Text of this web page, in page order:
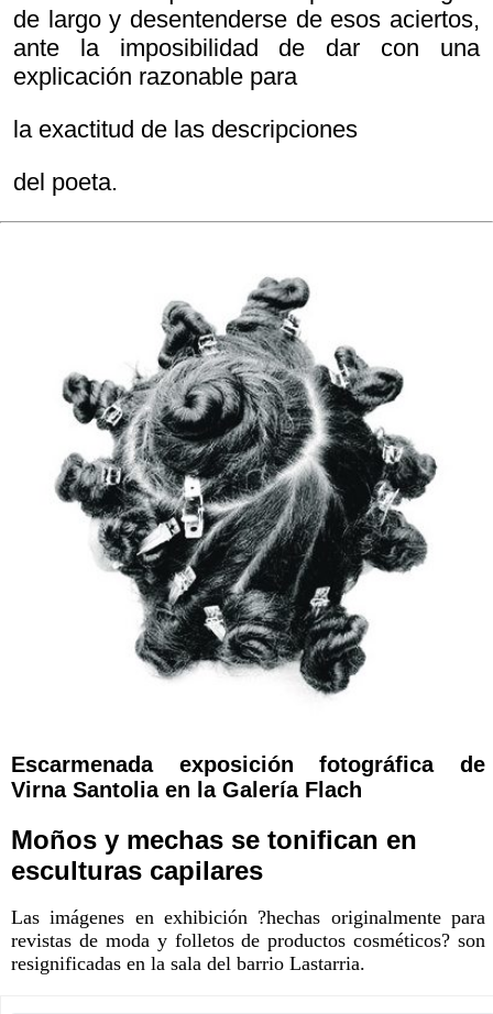
de largo y desentenderse de esos aciertos,
ante la imposibilidad de dar con una
explicación razonable para
la exactitud de las descripciones
del poeta.
Escarmenada exposición fotográfica de
Virna Santolia en la Galería Flach
Moños y mechas se tonifican en
esculturas capilares
Las imágenes en exhibición ?hechas originalmente para
revistas de moda y folletos de productos cosméticos? son
resignificadas en la sala del barrio Lastarria.